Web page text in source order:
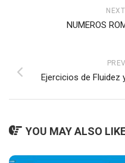
NUMEROS
Ejercicios de
YOU MAY ALSO